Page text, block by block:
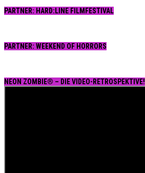
PARTNER: HARD:LINE FILMFESTIVAL
PARTNER: WEEKEND OF HORRORS
NEON ZOMBIE® – DIE VIDEO-RETROSPEKTIVE!